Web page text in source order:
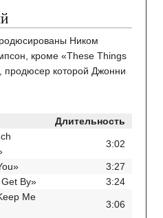
Ником
кроме «These Things
продюсер которой Джонни
Длительность
3:02
3:27
Get By» 3:24
Me
3:06